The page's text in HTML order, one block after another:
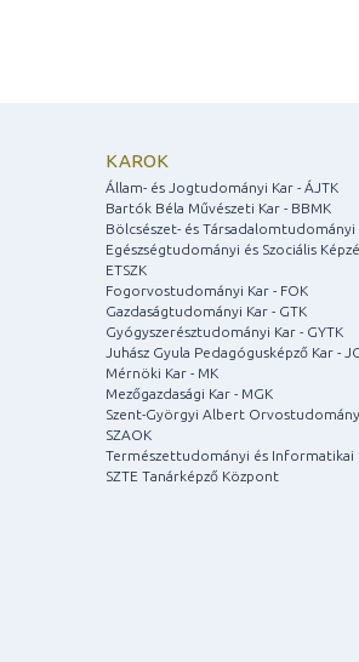
KAROK
Állam- és Jogtudományi Kar - ÁJTK
Bartók Béla Művészeti Kar - BBMK
Bölcsészet- és Társadalomtudományi
Egészségtudományi és Szociális
ETSZK
Fogorvostudományi Kar - FOK
Gazdaságtudományi Kar - GTK
Gyógyszerésztudományi Kar - GYTK
Juhász Gyula Pedagógusképző Kar -
Mérnöki Kar - MK
Mezőgazdasági Kar - MGK
Szent-Györgyi Albert
SZAOK
Természettudományi és Informatikai
SZTE Tanárképző Központ